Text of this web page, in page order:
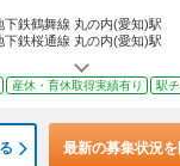
下鉄鶴舞線 丸の内(愛知)駅
下鉄桜通線 丸の内(愛知)駅
産休・育休取得実績有り 駅
最新の募集状況